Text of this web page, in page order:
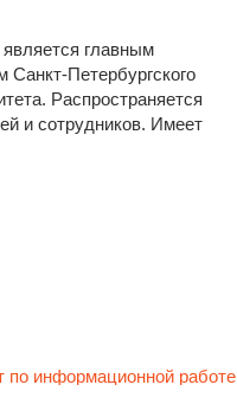
главным
Петербургского
Распространяется
и сотрудников. Имеет
по информационной работе